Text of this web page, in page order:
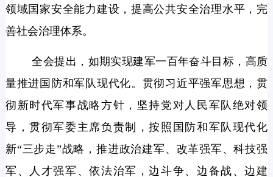
领域国家安全能力建设，提高公共安全治理水平，完
善社会治理体系。
全会提出，如期实现建军一百年奋斗目标，高质
量推进国防和军队现代化。贯彻习近平强军思想，贯
彻新时代军事战略方针，坚持党对人民军队绝对领
导，贯彻军委主席负责制，按照国防和军队现代化
新“三步走”战略，推进政治建军、改革强军、科技强
军、人才强军、依法治军，边斗争、边备战、边建